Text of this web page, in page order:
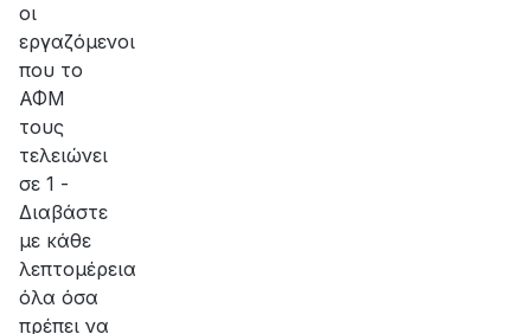
οι
εργαζόμενοι
που το
ΑΦΜ
τους
τελειώνει
σε 1 -
Διαβάστε
με κάθε
λεπτομέρεια
όλα όσα
πρέπει να